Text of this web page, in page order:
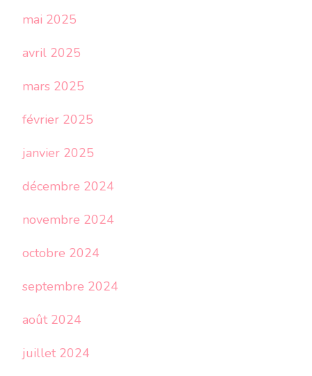
mai 2025
avril 2025
mars 2025
février 2025
janvier 2025
décembre 2024
novembre 2024
octobre 2024
septembre 2024
août 2024
juillet 2024